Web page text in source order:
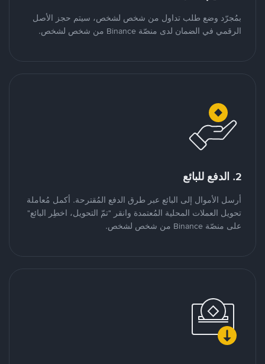
بمُجرّد وضع طلب تداول من شخص لشخص، سيتم حجز الأصل
الرقمي في الضمان لدى منصّة Binance من شخص لشخص.
2. الدفع للبائع
أرسل الأموال إلى البائع عبر طرق الدفع المُقترحة. أكمل مُعاملة
تحويل العملات المحلية المُعتمدة وانقر "تمّ التحويل، اخطِر البائع"
على منصّة Binance من شخص لشخص.